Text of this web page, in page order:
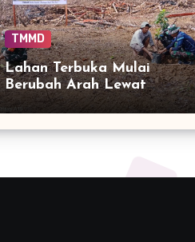
TMMD
Lahan Terbuka Mulai
Berubah Arah Lewat
Penanaman Alpukat